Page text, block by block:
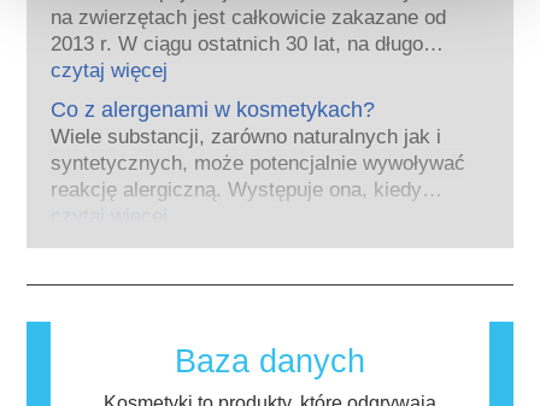
hormonalnego.
Wiele substancji, w tym te naturalne,
naśladuje hormony. Bardzo niewiele
substancji jednak, a są to głównie leki o
silnym działaniu, ma potwierdzone działanie
powodujące zaburzenia układu hormonalnego.
Rygorystyczne oceny bezpieczeństwa
produktów przeprowadzane przez
funkcjonowania układu hormonalnego.
na zwierzętach jest całkowicie zakazane od
2013 r. W ciągu ostatnich 30 lat, na długo
przed wprowadzeniem zakazu, przemysł
kosmetyczny inwestował w badania i rozwój,
tak aby stworzyć pionierskie alternatywy dla
testowania na zwierzętach w celu oceny
bezpieczeństwa składników i produktów
kosmetycznych.
czytaj więcej
Co z alergenami w kosmetykach?
Wiele substancji, zarówno naturalnych jak i
syntetycznych, może potencjalnie wywoływać
reakcję alergiczną. Występuje ona, kiedy
układ odpornościowy danej osoby zareaguje
mogą zawierać składniki, które dla niektórych
osób mogą okazać się alergizujące. Nie
oznacza to jednak, że produkt nie jest
czytaj więcej
Baza danych